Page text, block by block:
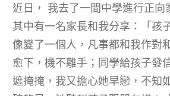
近日， 我去了一間中學進行正向
其中有一名家長和我分享：「孩
像變了一個人，凡事都和我作對
愈下，機不離手；同學給孩子發
遮掩掩，我又擔心她早戀，不知